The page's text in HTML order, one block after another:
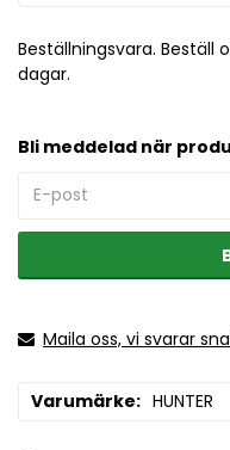
Beställningsvara. Beställ
dagar.
Bli meddelad när
Maila oss, vi svarar
Varumärke HUNTER